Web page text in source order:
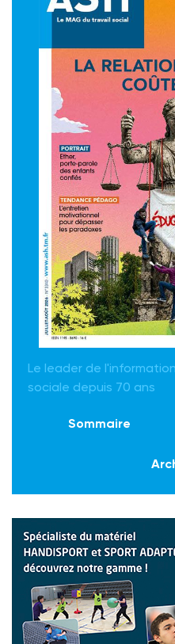
Le leader de
sociale depuis 70 ans
Sommaire